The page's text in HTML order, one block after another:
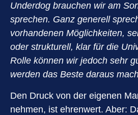
Underdog brauchen wir am
sprechen. Ganz generell
vorhandenen Möglichkeiten,
oder strukturell, klar für die
Rolle können wir jedoch sehr
werden das Beste daraus
Den Druck von der eigenen
nehmen, ist ehrenwert. Aber: